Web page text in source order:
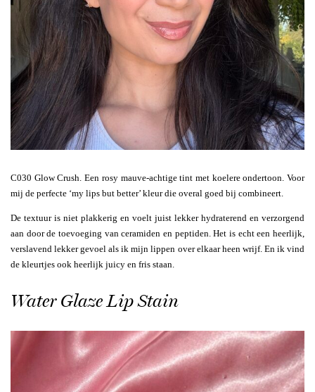
C030 Glow Crush. Een rosy mauve-achtige tint met koelere ondertoon. Voor
mij de perfecte ‘my lips but better’ kleur die overal goed bij combineert.
De textuur is niet plakkerig en voelt juist lekker hydraterend en verzorgend
aan door de toevoeging van ceramiden en peptiden. Het is echt een heerlijk,
verslavend lekker gevoel als ik mijn lippen over elkaar heen wrijf. En ik vind
de kleurtjes ook heerlijk juicy en fris staan.
Water Glaze Lip Stain